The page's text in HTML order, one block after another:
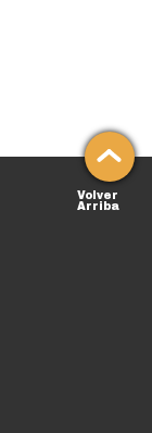
Volver
Arriba